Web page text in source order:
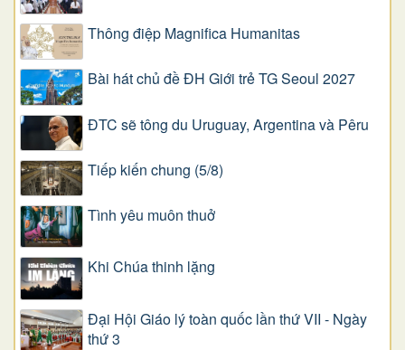
Thông điệp Magnifica Humanitas
Bài hát chủ đề ĐH Giới trẻ TG Seoul 2027
ĐTC sẽ tông du Uruguay, Argentina và Pêru
Tiếp kiến chung (5/8)
Tình yêu muôn thuở
Khi Chúa thinh lặng
Đại Hội Giáo lý toàn quốc lần thứ VII - Ngày
thứ 3